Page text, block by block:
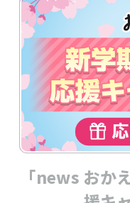
「news おか